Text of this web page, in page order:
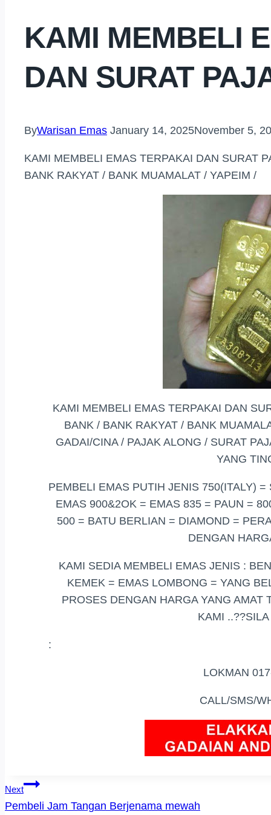
KAMI MEMBELI
DAN SURAT
ByWarisan Emas January 14, 2025November 5,
KAMI MEMBELI EMAS TERPAKAI DAN SURAT
BANK RAKYAT / BANK MUAMALAT / YAPEIM /
KAMI MEMBELI EMAS TERPAKAI DAN
BANK / BANK RAKYAT / BANK
GADAI/CINA / PAJAK ALONG / SURAT
YANG
PEMBELI EMAS PUTIH JENIS 750(ITALY)
EMAS 900&2OK = EMAS 835 = PAUN =
500 = BATU BERLIAN = DIAMOND =
DENGAN
KAMI SEDIA MEMBELI EMAS JENIS :
KEMEK = EMAS LOMBONG = YANG
PROSES DENGAN HARGA YANG AMAT
KAMI
:
LOKMAN
CALL/SMS/
Post
Next
Pembeli Jam Tangan Berjenama mewah